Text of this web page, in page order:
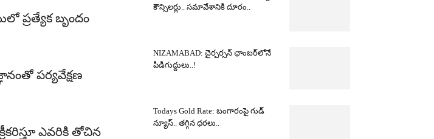
ప్రత్యేక బృందం
పర్యవేక్షణ
ఎవరికి తోచిన
కౌన్సిలర్లు.. సమావేశానికి దూరం..
NIZAMABAD: చైర్పర్సన్ ఛాంబర్‌లోనే
పిడిగుద్దులు..!
Todays Gold Rate: బంగారంపై గుడ్
న్యూస్.. తగ్గిన ధరలు..